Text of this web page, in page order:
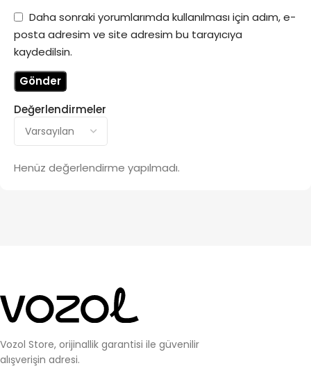
Değerlendirmeler
Henüz değerlendirme yapılmadı.
Daha sonraki yorumlarımda kullanılması için adım, e-
posta adresim ve site adresim bu tarayıcıya
kaydedilsin.
Vozol Store, orijinallik garantisi ile güvenilir
alışverişin adresi.